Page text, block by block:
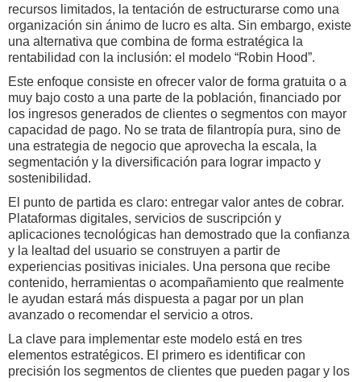
recursos limitados, la tentación de estructurarse como una
organización sin ánimo de lucro es alta. Sin embargo, existe
una alternativa que combina de forma estratégica la
rentabilidad con la inclusión: el modelo “Robin Hood”.
Este enfoque consiste en ofrecer valor de forma gratuita o a
muy bajo costo a una parte de la población, financiado por
los ingresos generados de clientes o segmentos con mayor
capacidad de pago. No se trata de filantropía pura, sino de
una estrategia de negocio que aprovecha la escala, la
segmentación y la diversificación para lograr impacto y
sostenibilidad.
El punto de partida es claro: entregar valor antes de cobrar.
Plataformas digitales, servicios de suscripción y
aplicaciones tecnológicas han demostrado que la confianza
y la lealtad del usuario se construyen a partir de
experiencias positivas iniciales. Una persona que recibe
contenido, herramientas o acompañamiento que realmente
le ayudan estará más dispuesta a pagar por un plan
avanzado o recomendar el servicio a otros.
La clave para implementar este modelo está en tres
elementos estratégicos. El primero es identificar con
precisión los segmentos de clientes que pueden pagar y los